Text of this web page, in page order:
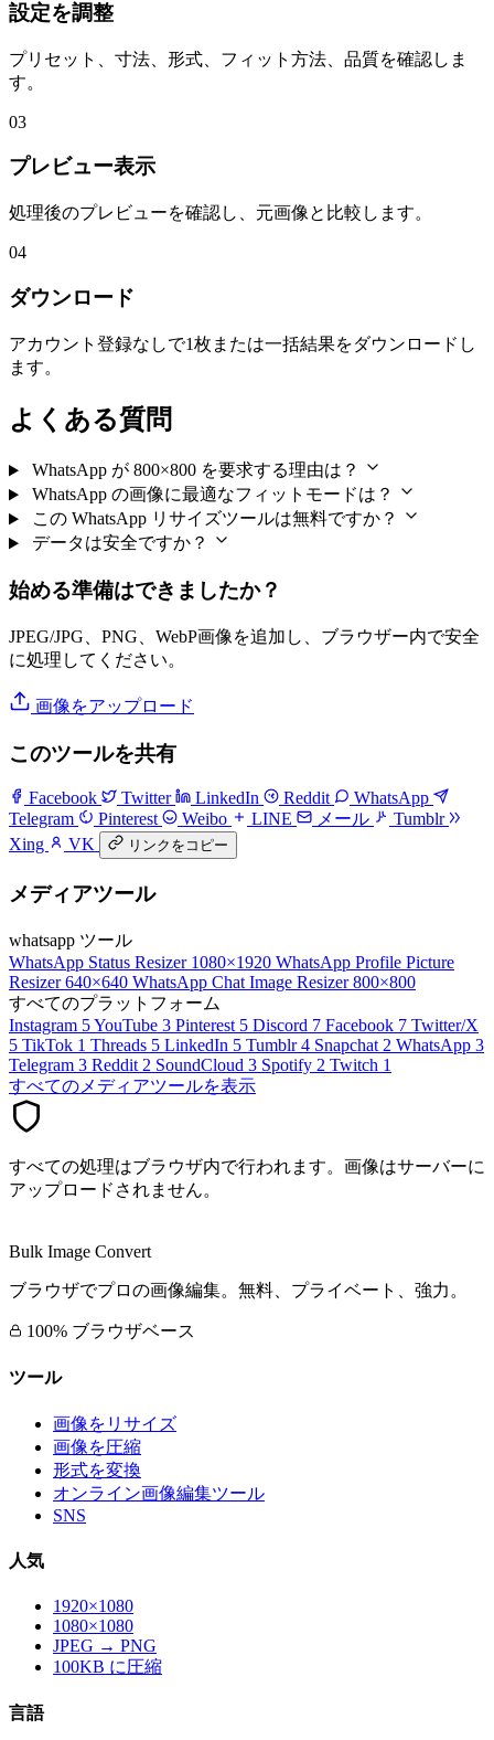
設定を調整
プリセット、寸法、形式、フィット方法、品質を確認しま
す。
03
プレビュー表示
処理後のプレビューを確認し、元画像と比較します。
04
ダウンロード
アカウント登録なしで1枚または一括結果をダウンロードし
ます。
よくある質問
WhatsApp が 800×800 を要求する理由は？
WhatsApp の画像に最適なフィットモードは？
この WhatsApp リサイズツールは無料ですか？
データは安全ですか？
始める準備はできましたか？
JPEG/JPG、PNG、WebP画像を追加し、ブラウザー内で安全
に処理してください。
画像をアップロード
このツールを共有
Facebook Twitter LinkedIn Reddit
WhatsApp
Telegram
Pinterest Weibo LINE メール
Tumblr
Xing
VK リンクをコピー
メディアツール
whatsapp ツール
WhatsApp Status Resizer 1080×1920 WhatsApp Profile Picture
Resizer 640×640 WhatsApp Chat Image Resizer 800×800
すべてのプラットフォーム
Instagram 5YouTube 3 Pinterest 5 Discord 7 Facebook 7 Twitter/X
5 TikTok 1 Threads 5 LinkedIn 5 Tumblr 4 Snapchat 2 WhatsApp 3
Telegram 3 Reddit 2 SoundCloud 3 Spotify 2 Twitch 1
すべてのメディアツールを表示
すべての処理はブラウザ内で行われます。画像はサーバーに
アップロードされません。
Bulk Image Convert
ブラウザでプロの画像編集。無料、プライベート、強力。
100% ブラウザベース
ツール
画像をリサイズ
画像を圧縮
形式を変換
オンライン画像編集ツール
SNS
人気
1920×1080
1080×1080
JPEG → PNG
100KB に圧縮
言語